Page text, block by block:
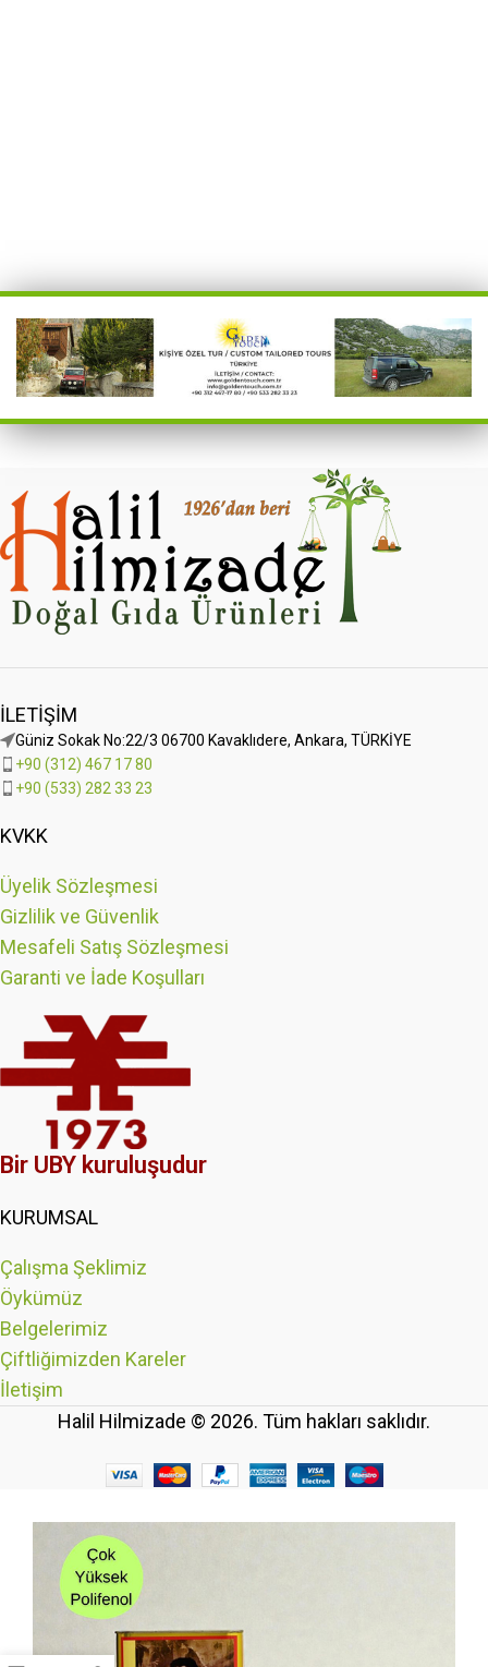
İLETIŞIM
Güniz Sokak No:22/3 06700 Kavaklıdere, Ankara, TÜRKİYE
+90 (312) 467 17 80
+90 (533) 282 33 23
KVKK
Üyelik Sözleşmesi
Gizlilik ve Güvenlik
Mesafeli Satış Sözleşmesi
Garanti ve İade Koşulları
Bir UBY kuruluşudur
KURUMSAL
Çalışma Şeklimiz
Öykümüz
Belgelerimiz
Çiftliğimizden Kareler
İletişim
Halil Hilmizade © 2026. Tüm hakları saklıdır.